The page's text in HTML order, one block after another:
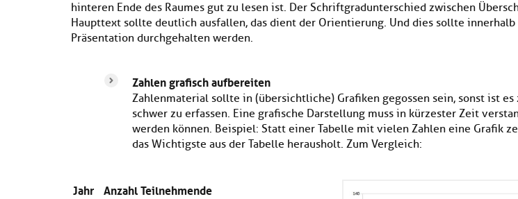
hinteren Ende des Raumes gut zu lesen ist. Der Schriftgradunterschied zwischen
Haupttext sollte deutlich ausfallen, das dient der Orientierung. Und dies sollte innerhalb
Präsentation durchgehalten werden.
Zahlen grafisch aufbereiten
Zahlenmaterial sollte in (übersichtliche) Grafiken gegossen sein, sonst ist es
schwer zu erfassen. Eine grafische Darstellung muss in kürzester Zeit
werden können. Bei­spiel: Statt einer Tabelle mit vielen Zahlen eine Grafik
das Wichtigste aus der Ta­belle heraus­holt. Zum Vergleich:
Jahr Anzahl Teilnehmende